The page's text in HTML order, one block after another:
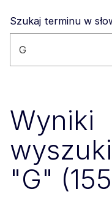
Szukaj terminu w
Wyszukaj na tej
Wyniki
"G"